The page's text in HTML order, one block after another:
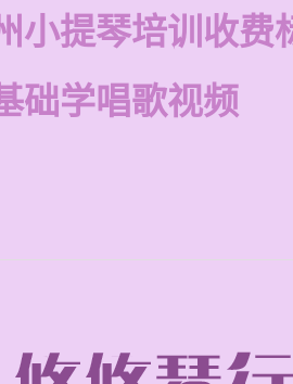
小提琴培训收费
础学唱歌视频